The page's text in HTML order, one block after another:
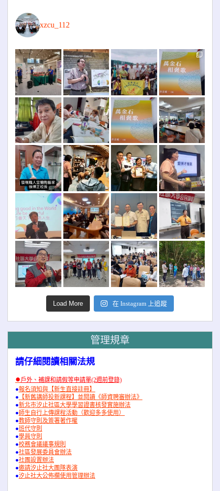
xzcu_112
Load More 在 Instagram 上追蹤
管理規章
請仔細閱讀相關法規
●戶外、補課和請假等申請單(2週前登錄)
●報名須知與【新生直接註冊】
● 【新舊講師投新課程】並閱讀《師資聘審辦法》
●新北市汐止社區大學學習證書核發實施辦法
●師生自行上傳課程活動（歡迎多多使用）
●教師守則及簽署著作權
●班代守則
●學員守則
●校務會議議事規則
●社區發展委員會辦法
●社團設置辦法
●邀請汐止社大團隊表演
●汐止社大公佈欄使用管理辦法